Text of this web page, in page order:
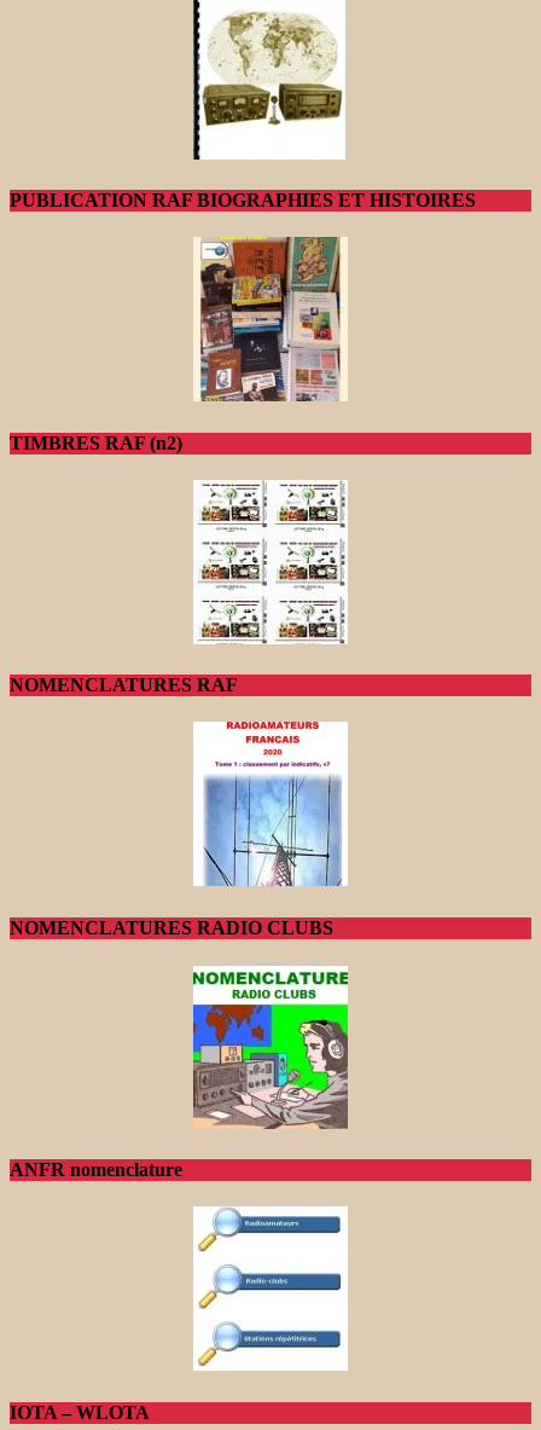
PUBLICATION RAF BIOGRAPHIES ET HISTOIRES
TIMBRES RAF (n2)
NOMENCLATURES RAF
NOMENCLATURES RADIO CLUBS
ANFR nomenclature
IOTA – WLOTA